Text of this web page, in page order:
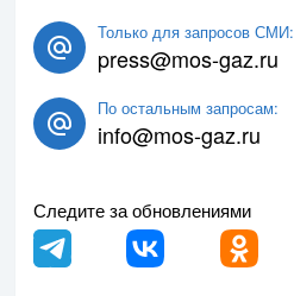
Только для запросов СМИ:
press@mos-gaz.ru
По остальным запросам:
info@mos-gaz.ru
Следите за обновлениями